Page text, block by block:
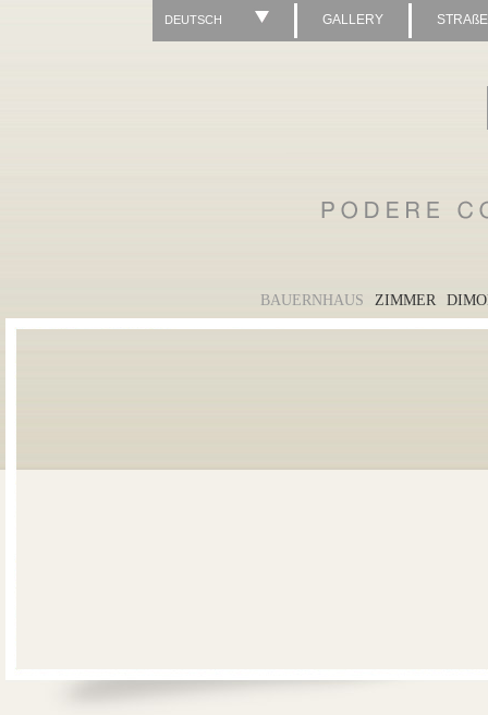
DEUTSCH GALLERY
BAUERNHAUS ZIMMER